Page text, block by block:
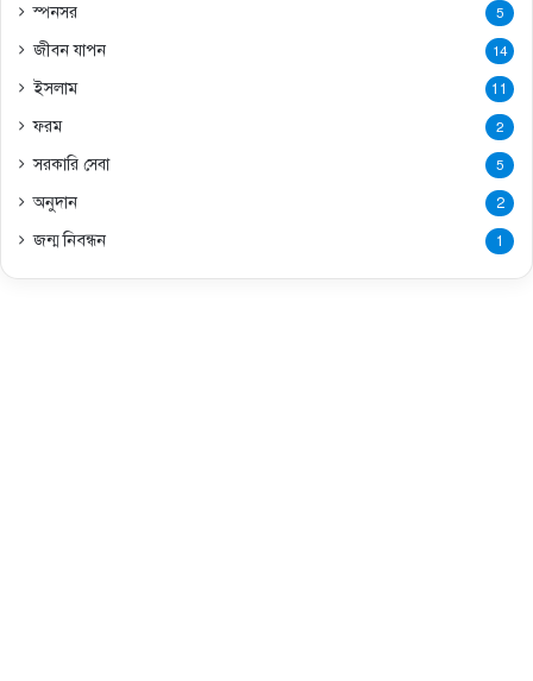
স্পনসর 5
জীবন যাপন 14
ইসলাম 11
ফরম 2
সরকারি সেবা 5
অনুদান 2
জন্ম নিবন্ধন 1